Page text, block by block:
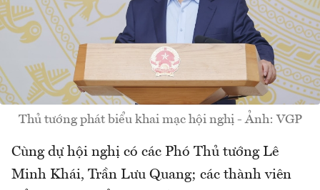
Thủ tướng phát biểu khai mạc hội nghị - Ảnh: VGP
Cùng dự hội nghị có các Phó Thủ tướng Lê
Minh Khái, Trần Lưu Quang; các thành viên